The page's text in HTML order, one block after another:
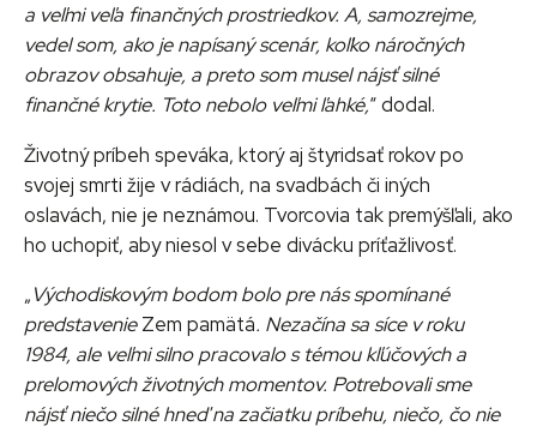
a veľmi veľa finančných prostriedkov. A, samozrejme,
vedel som, ako je napísaný scenár, koľko náročných
obrazov obsahuje, a preto som musel nájsť silné
finančné krytie. Toto nebolo veľmi ľahké,“ dodal.
Životný príbeh speváka, ktorý aj štyridsať rokov po
svojej smrti žije v rádiách, na svadbách či iných
oslavách, nie je neznámou. Tvorcovia tak premýšľali, ako
ho uchopiť, aby niesol v sebe divácku príťažlivosť.
„Východiskovým bodom bolo pre nás spomínané
predstavenieZem pamätá. Nezačína sa síce v roku
1984, ale veľmi silno pracovalo s témou kľúčových a
prelomových životných momentov. Potrebovali sme
nájsť niečo silné hneď na začiatku príbehu, niečo, čo nie